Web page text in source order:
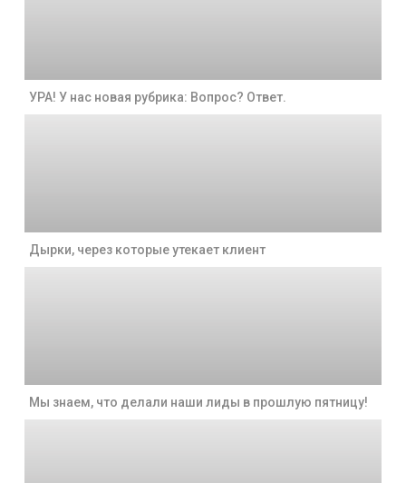
УРА! У нас новая рубрика: Вопрос? Ответ.
Дырки, через которые утекает клиент
Мы знаем, что делали наши лиды в прошлую пятницу!